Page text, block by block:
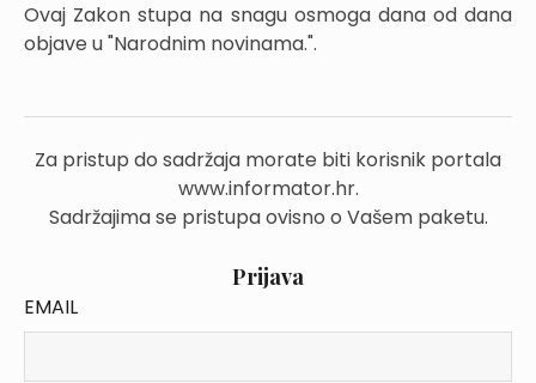
Ovaj Zakon stupa na snagu osmoga dana od dana
objave u "Narodnim novinama.".
Za pristup do sadržaja morate biti korisnik portala
www.informator.hr.
Sadržajima se pristupa ovisno o Vašem paketu.
Prijava
EMAIL